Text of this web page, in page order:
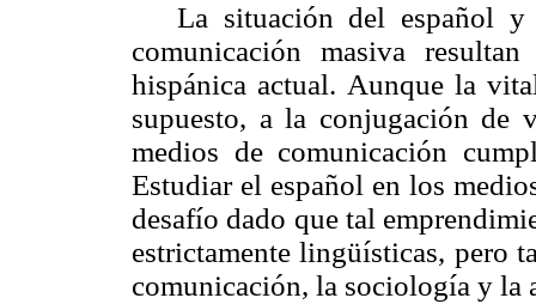
La situación del español
comunicación masiva
hispánica actual. Aunque la
supuesto, a la conjugación de
medios de comunicación
Estudiar el español en los
desafío dado que tal
estrictamente lingüísticas, pero
comunicación, la sociología y la